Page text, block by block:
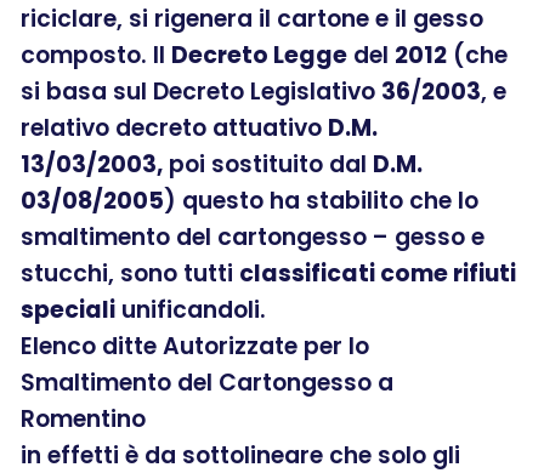
riciclare, si rigenera il cartone e il gesso
composto. Il Decreto Legge del 2012 (che
si basa sul Decreto Legislativo 36/2003, e
relativo decreto attuativo D.M.
13/03/2003, poi sostituito dal D.M.
03/08/2005) questo ha stabilito che lo
smaltimento del cartongesso – gesso e
stucchi, sono tutti classificati come rifiuti
speciali unificandoli.
Elenco ditte Autorizzate per lo
Smaltimento del Cartongesso a
Romentino
in effetti è da sottolineare che solo gli